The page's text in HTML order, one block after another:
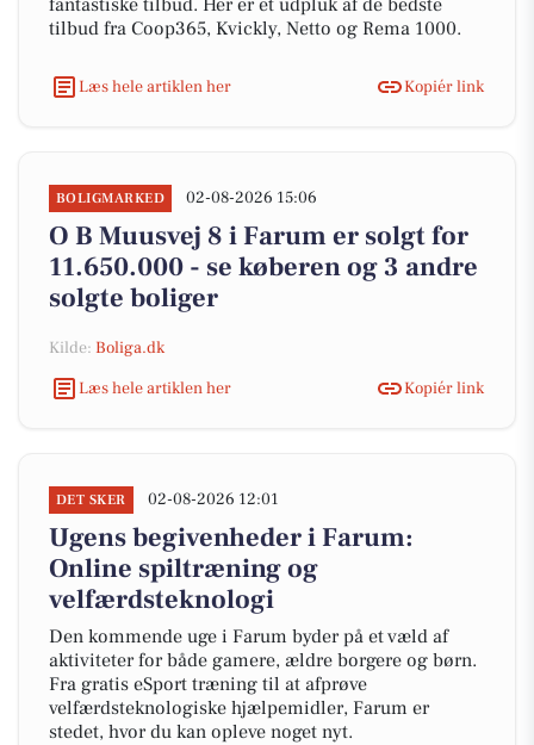
fantastiske tilbud. Her er et udpluk af de bedste
tilbud fra Coop365, Kvickly, Netto og Rema 1000.
Læs hele artiklen her Kopiér link
BOLIGMARKED 02-08-2026 15:06
O B Muusvej 8 i Farum er solgt for
11.650.000 - se køberen og 3 andre
solgte boliger
Kilde: Boliga.dk
Læs hele artiklen her
Kopiér link
DET SKER 02-08-2026 12:01
Ugens begivenheder i Farum:
Online spiltræning og
velfærdsteknologi
Den kommende uge i Farum byder på et væld af
aktiviteter for både gamere, ældre borgere og børn.
Fra gratis eSport træning til at afprøve
velfærdsteknologiske hjælpemidler, Farum er
stedet, hvor du kan opleve noget nyt.